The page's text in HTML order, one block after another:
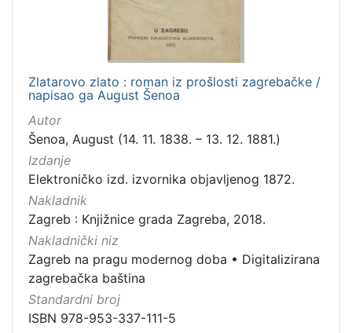
Zlatarovo zlato : roman iz prošlosti zagrebačke /
napisao ga August Šenoa
Autor
Šenoa, August (14. 11. 1838. – 13. 12. 1881.)
Izdanje
Elektroničko izd. izvornika objavljenog 1872.
Nakladnik
Zagreb : Knjižnice grada Zagreba, 2018.
Nakladnički niz
Zagreb na pragu modernog doba • Digitalizirana
zagrebačka baština
Standardni broj
ISBN 978-953-337-111-5